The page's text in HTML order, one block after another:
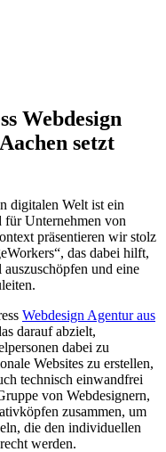
Webdesign
setzt
digitalen Welt ist ein
für Unternehmen von
präsentieren wir stolz
das dabei hilft,
und eine
Webdesign Agentur aus
darauf abzielt,
dabei zu
Websites zu erstellen,
technisch einwandfrei
von Webdesignern,
zusammen, um
die den individuellen
werden.